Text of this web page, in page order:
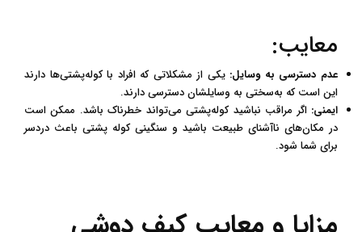
معایب:
عدم دسترسی به وسایل: یکی از مشکلاتی که افراد با کوله‌پشتی‌ها دارند
این است که به‌سختی به وسایلشان دسترسی دارند.
ایمنی: اگر مراقب نباشید کوله‌پشتی می‌تواند خطرناک باشد. ممکن است
در مکان‌های ناآشنای طبیعت باشید و سنگینی کوله پشتی باعث دردسر
برای شما شود.